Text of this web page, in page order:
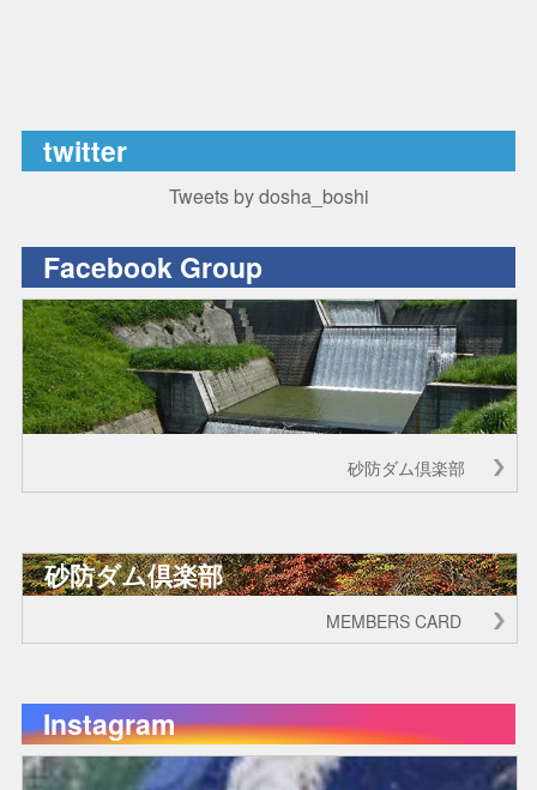
twitter
Tweets by dosha_boshi
Facebook Group
砂防ダム倶楽部
砂防ダム倶楽部
MEMBERS CARD
Instagram